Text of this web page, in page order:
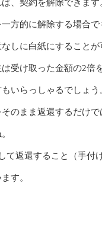
、契約を解除できます
方的に解除する場合
しに白紙にすることが
受け取った金額の2倍
いらっしゃるでしょう
のまま返還するだけで
て返還すること（手付
す。